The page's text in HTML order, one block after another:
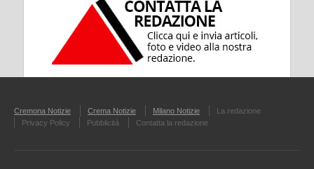
Cremona Notizie Crema Notizie Milano Notizie
La redazione
Privacy Policy
Pubblicità Contatta la redazione